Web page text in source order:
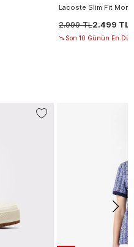
Lacoste Slim Fit
2.999 TL2.499 TL
Son 10 Günün En